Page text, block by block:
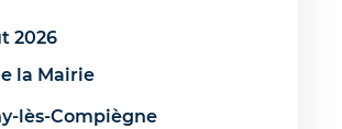
2026
la Mairie
lès-Compiègne